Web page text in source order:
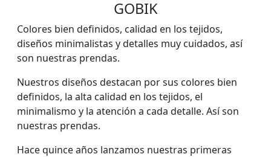
GOBIK
Colores bien definidos, calidad en los tejidos,
diseños minimalistas y detalles muy cuidados, así
son nuestras prendas.
Nuestros diseños destacan por sus colores bien
definidos, la alta calidad en los tejidos, el
minimalismo y la atención a cada detalle. Así son
nuestras prendas.
Hace quince años lanzamos nuestras primeras